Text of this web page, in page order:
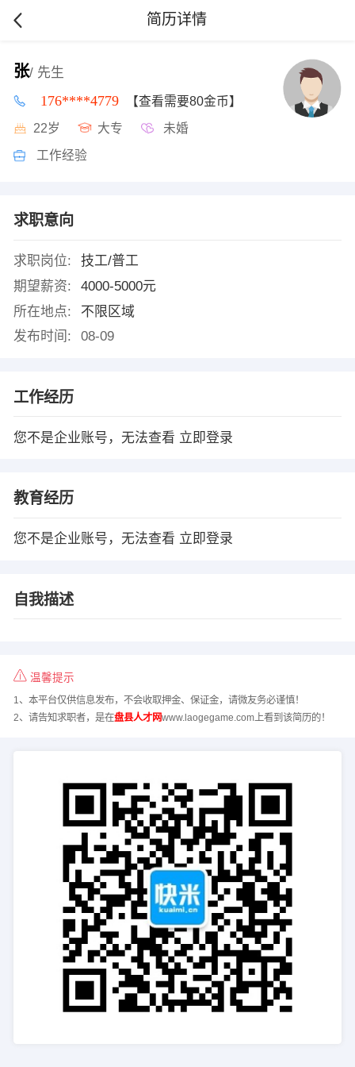
简历详情
张/ 先生
176****4779 【查看需要80金币】
22岁 大专 未婚
工作经验
求职意向
求职岗位:
技工/普工
期望薪资:
4000-5000元
所在地点:
不限区域
发布时间:
08-09
工作经历
您不是企业账号，无法查看 立即登录
教育经历
您不是企业账号，无法查看 立即登录
自我描述
温馨提示
1、本平台仅供信息发布，不会收取押金、保证金，请微友务必谨慎！
2、请告知求职者，是在盘县人才网www.laogegame.com上看到该简历的！